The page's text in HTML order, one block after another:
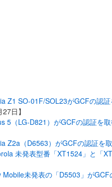
Z1 SO-01F/SOL23がGCFの認
日】
5（LG-D821）がGCFの認証を
Z2a（D6563）がGCFの認証を
未発表型番「XT1524」と「
Mobile未発表の「D5503」がGCF